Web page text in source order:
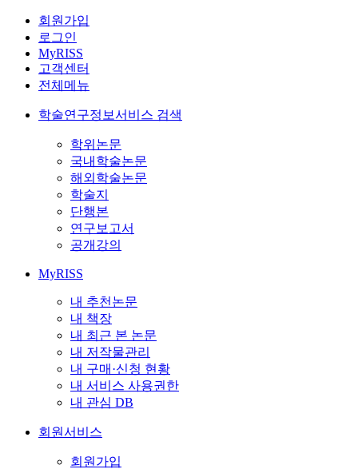
회원가입
로그인
MyRISS
고객센터
전체메뉴
학술연구정보서비스 검색
학위논문
국내학술논문
해외학술논문
학술지
단행본
연구보고서
공개강의
MyRISS
내 추천논문
내 책장
내 최근 본 논문
내 저작물관리
내 구매·신청 현황
내 서비스 사용권한
내 관심 DB
회원서비스
회원가입